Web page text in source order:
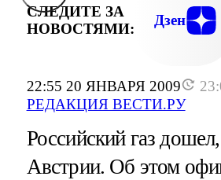
22:55 20 ЯНВАРЯ 2009
РЕДАКЦИЯ ВЕСТИ.РУ
СЛЕДИТЕ ЗА
НОВОСТЯМИ:
Дзен
Российский газ
Австрии. Об этом